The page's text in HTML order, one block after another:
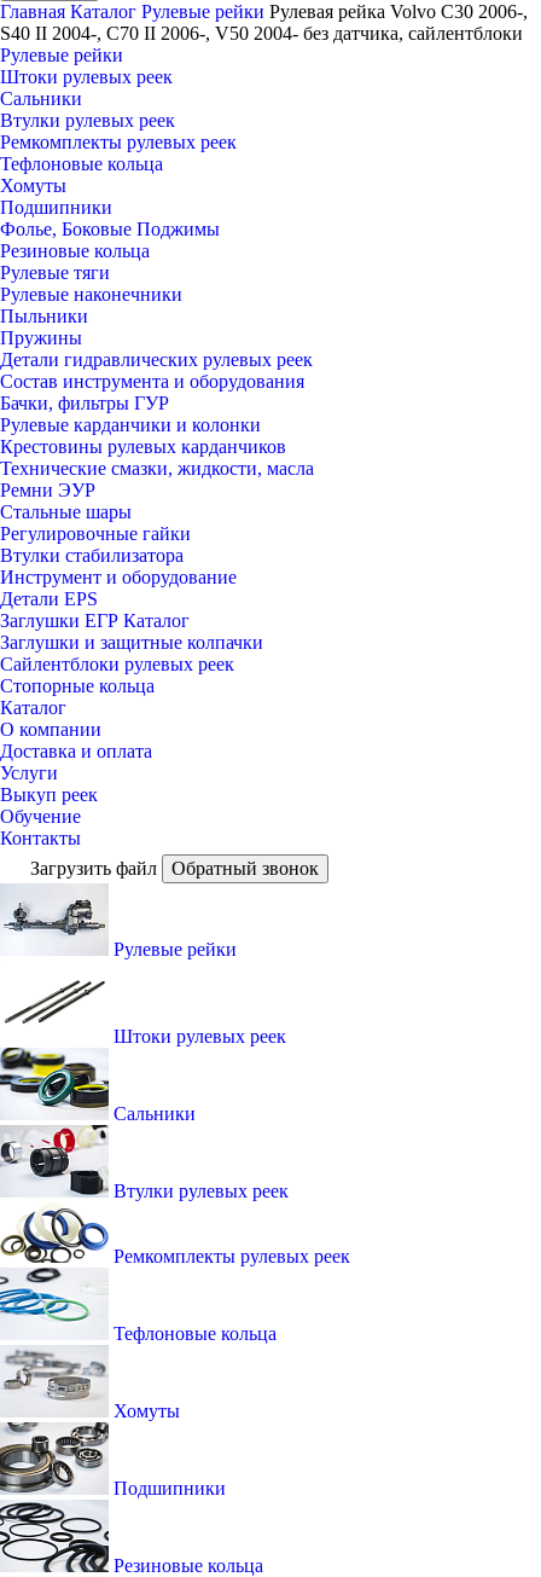
Главная Каталог Рулевые рейки Рулевая рейка Volvo C30 2006-,
S40 II 2004-, C70 II 2006-, V50 2004- без датчика, сайлентблоки
Рулевые рейки
Штоки рулевых реек
Сальники
Втулки рулевых реек
Ремкомплекты рулевых реек
Тефлоновые кольца
Хомуты
Подшипники
Фолье, Боковые Поджимы
Резиновые кольца
Рулевые тяги
Рулевые наконечники
Пыльники
Пружины
Детали гидравлических рулевых реек
Состав инструмента и оборудования
Бачки, фильтры ГУР
Рулевые карданчики и колонки
Крестовины рулевых карданчиков
Технические смазки, жидкости, масла
Ремни ЭУР
Стальные шары
Регулировочные гайки
Втулки стабилизатора
Инструмент и оборудование
Детали EPS
Заглушки ЕГР Каталог
Заглушки и защитные колпачки
Сайлентблоки рулевых реек
Стопорные кольца
Каталог
О компании
Доставка и оплата
Услуги
Выкуп реек
Обучение
Контакты
Загрузить файл
Обратный звонок
Рулевые рейки
Штоки рулевых реек
Сальники
Втулки рулевых реек
Ремкомплекты рулевых реек
Тефлоновые кольца
Хомуты
Подшипники
Резиновые кольца